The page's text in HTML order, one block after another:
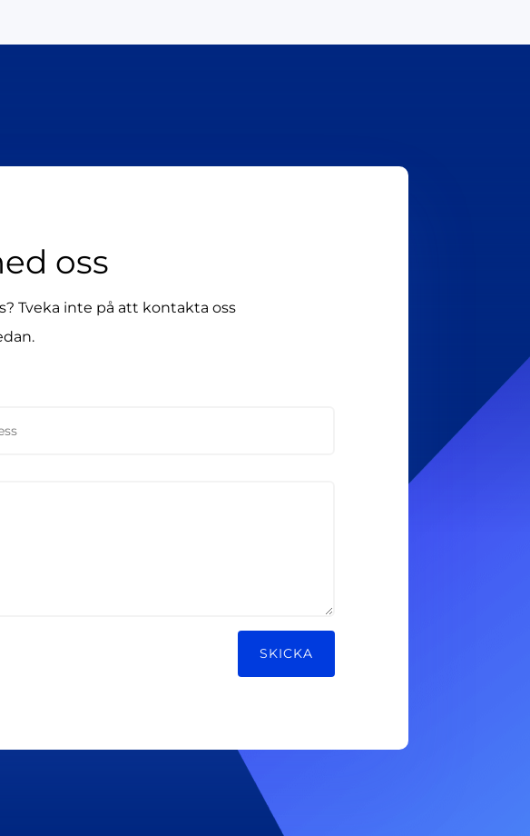
oss
Tveka inte på att kontakta oss
SKICKA